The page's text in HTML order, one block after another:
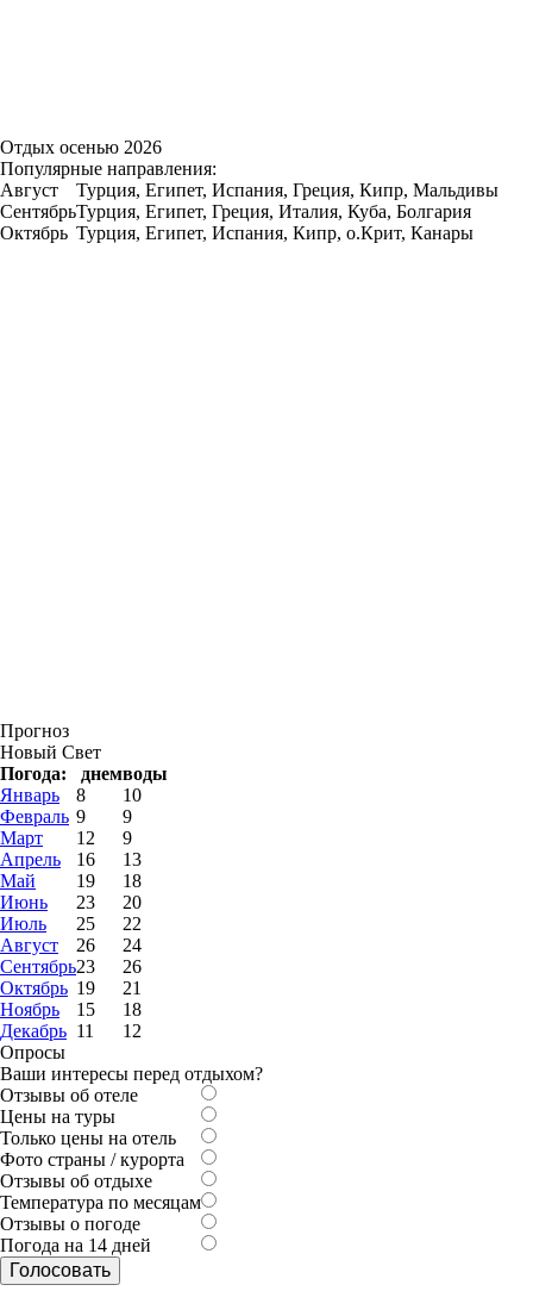
Отдых осенью 2026
Популярные направления:
Август
Турция, Египет, Испания, Греция, Кипр, Мальдивы
СентябрьТурция, Египет, Греция, Италия, Куба, Болгария
Октябрь Турция, Египет, Испания, Кипр, о.Крит, Канары
Прогноз
Новый Свет
Погода:
днемводы
Январь
8
10
Февраль 9
9
Март
12
9
Апрель
16
13
Май
19
18
Июнь
23
20
Июль
25
22
Август
26
24
Сентябрь23
26
Октябрь 19
21
Ноябрь
15
18
Декабрь 11
12
Опросы
Ваши интересы перед отдыхом?
Отзывы об отеле
Цены на туры
Только цены на отель
Фото страны / курорта
Отзывы об отдыхе
Температура по месяцам
Отзывы о погоде
Погода на 14 дней